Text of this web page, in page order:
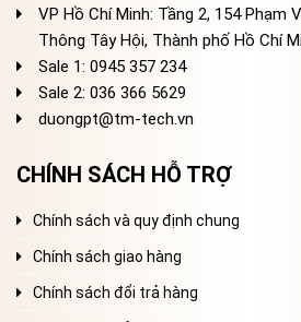
VP Hồ Chí Minh: Tầng 2, 154 Phạm
Thông Tây Hội, Thành phố Hồ Chí
Sale 1: 0945 357 234
Sale 2: 036 366 5629
duongpt@tm-tech.vn
CHÍNH SÁCH HỖ TRỢ
Chính sách và quy định chung
Chính sách giao hàng
Chính sách đổi trả hàng